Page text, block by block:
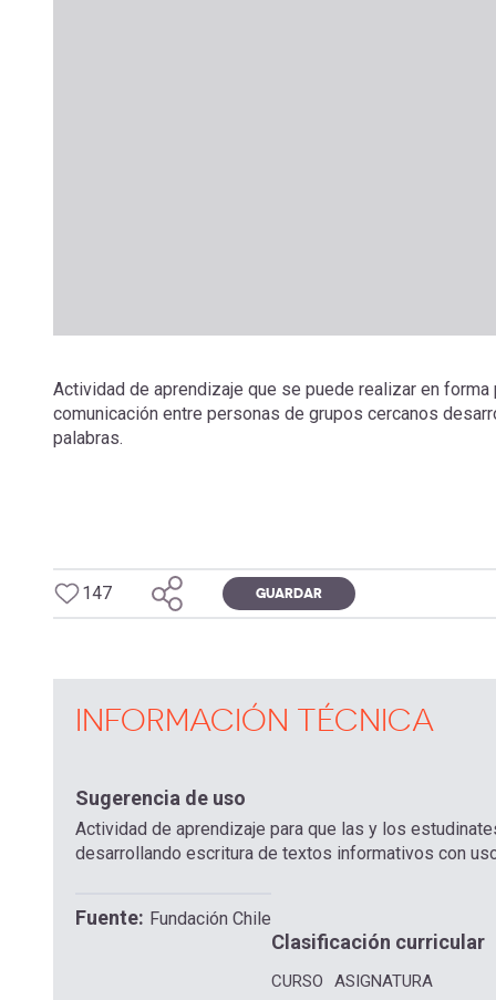
Actividad de aprendizaje que se puede realizar en
comunicación entre personas de grupos cercanos
palabras.
147 GUARDAR
INFORMACIÓN TÉCNICA
Sugerencia de uso
Actividad de aprendizaje para que las y los
desarrollando escritura de textos informativos con
Fuente Fundación Chile
Clasificación curricular
CURSO ASIGNATURA